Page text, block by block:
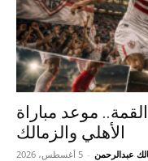
موعد مباراة
الأهلي والزمالك
عبدالرحمن - 5 أغسطس، 2026